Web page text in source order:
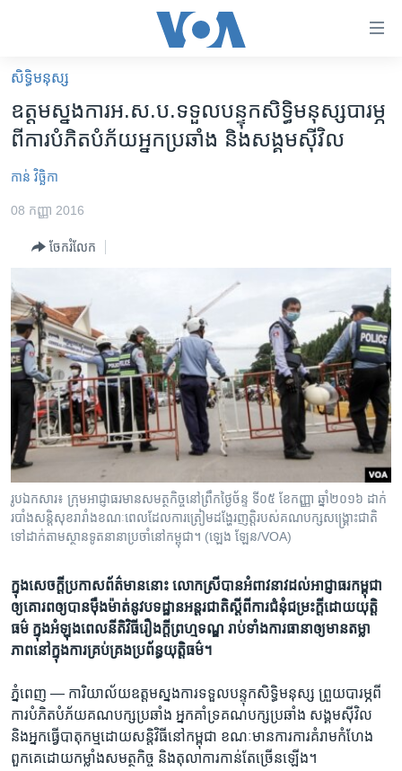
គេហទំព័រ​
ទាក់ទង
រំលង​
និង​
ទំព័រ​
រំលង​
និង​
ចូល​
ទៅ​
ទំព័រ​
រចនា
រំលង​
និង​
ទៅ​
កាន់​
ស្វែង​
អន្តរជាតិ
ហេឡូវីអូអេ
កម្ពុជាច្នៃប្រតិដ្ឋ
ព្រឹត្តិការណ៍ព័ត៌មាន
ទូរទស្សន៍ / វីដេអូ​
វិទ្យុ / ផតខាសថ៍
កម្មវិធីទាំងអស់
Khmer English
បណ្តាញ​សង្គម
សិទ្ធិ​មនុស្ស
ឧត្តម​ស្នងការ​អ.ស.ប.​ទទួល​បន្ទុក​សិទ្ធិ​មនុស្ស​បារម្ភ​
ពី​ការ​បំភិតបំភ័យ​អ្នក​​ប្រឆាំង​ ​និង​សង្គម​ស៊ីវិល​
កាន់ វិច្ឆិកា
08 កញ្ញា 2016
ចែករំលែក
រូបឯកសារ៖ ក្រុម​អាជ្ញាធរមាន​សមត្ថកិច្ច​នៅ​ព្រឹកថ្ងៃច័ន្ទ ទី​០៥​ ខែ​កញ្ញា ឆ្នាំ​២០១៦​ ដាក់
របាំងសន្តិសុខរារាំងខណៈពេល​ដែល​ការ​ត្រៀម​ដង្ហែរញតិ្ត​របស់​គណបក្សសង្រ្គោះជាតិ​
ទៅដាក់តាមស្ថានទូតនានា​ប្រចាំ​នៅកម្ពុជា។​ (ឡេង ឡែន/VOA)
ក្នុង​សេចក្តី​ប្រកាស​ព័ត៌មាន​នោះ ​លោកស្រី​​បាន​អំពាវនាវ​ដល់​អាជ្ញាធរ​កម្ពុជា​
ឲ្យ​គោរព​ឲ្យ​បាន​ម៉ឺងម៉ាត់​នូវ​បទដ្ឋាន​អន្តរជាតិ​ស្តីពី​ការ​ជំនុំ​ជម្រះ​ក្តី​ដោយ​យុត្តិ
ធម៌ ​ក្នុង​អំឡុង​ពេល​នីតិវិធី​រឿង​ក្តី​ព្រហ្ម​ទណ្ឌ ​រាប់​ទាំង​ការ​ធានា​ឲ្យ​មាន​តម្លា
ភាព​នៅ​ក្នុង​ការ​គ្រប់គ្រង​ប្រព័ន្ធ​យុត្តិធម៌។​
ភ្នំពេញ — ការិយាល័យ​ឧត្តម​ស្នងការ​ទទួល​បន្ទុក​សិទ្ធិ​មនុស្ស​ ព្រួយបារម្ភ​ពី​
ការ​បំភិត​បំភ័យ​គណបក្ស​ប្រឆាំង ​អ្នក​គាំទ្រ​គណបក្ស​ប្រឆាំង ​សង្គម​ស៊ីវិល​
និង​អ្នក​ធ្វើ​បាតុកម្ម​ដោយ​សន្តិវិធី​នៅ​កម្ពុជា ​ខណៈ​មានការ​ការ​គំរាម​កំហែង​
ពួកគេ​ដោយកម្លាំង​សមត្ថកិច្ច​ និង​តុលាការ​កាន់​តែ​ច្រើន​ឡើង។​